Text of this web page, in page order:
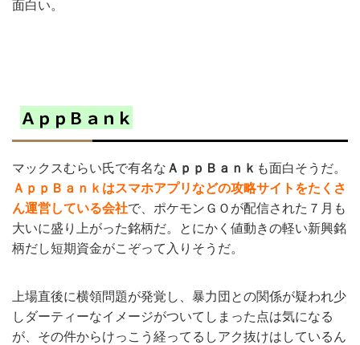
面白い。
ＡｐｐＢａｎｋ
マックスむらい氏で有名な ＡｐｐＢａｎｋ も面白そうだ。
ＡｐｐＢａｎｋはスマホアプリなどの攻略サイトをたくさ
ん運営している会社で、ポケモンＧＯが配信された７月も
大いに盛り上がった銘柄だ。とにかく値動きの軽い新興銘
柄だし短期資金がこぞって入りそうだ。
上場直後に横領問題が発覚し、暴力団との関係が疑われ少
しダーティーなイメージがついてしまった点は気になる
が、その件からけっこう経ってるしアク抜けはしているん